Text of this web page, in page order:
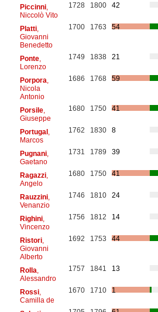
Piccinni,
Niccolò Vito
1728 1800 42
Platti,
Giovanni
Benedetto
1700 1763 54
Ponte,
Lorenzo
1749 1838 21
Porpora
Nicola
Antonio
1686 1768 59
Porsile,
Giuseppe
1680 1750 41
Portugal,
Marcos
1762 1830 8
Pugnani,
Gaetano
1731 1789 39
Ragazzi,
Angelo
1680 1750 41
Rauzzini,
Venanzio
1746 1810 24
Righini,
Vincenzo
1756 1812 14
Ristori,
Giovanni
Alberto
1692 1753 44
Rolla
Alessandro
1757 1841 13
Rossi,
Camilla de
1670 1710 1